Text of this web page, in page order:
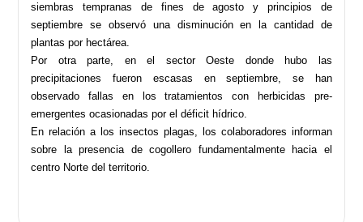
siembras tempranas de fines de agosto y principios de
septiembre se observó una disminución en la cantidad de
plantas por hectárea.
Por otra parte, en el sector Oeste donde hubo las
precipitaciones fueron escasas en septiembre, se han
observado fallas en los tratamientos con herbicidas pre-
emergentes ocasionadas por el déficit hídrico.
En relación a los insectos plagas, los colaboradores informan
sobre la presencia de cogollero fundamentalmente hacia el
centro Norte del territorio.